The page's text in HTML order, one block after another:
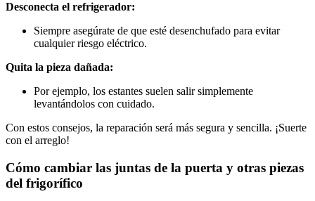
Desconecta el refrigerador:
Siempre asegúrate de que esté desenchufado para evitar
cualquier riesgo eléctrico.
Quita la pieza dañada:
Por ejemplo, los estantes suelen salir simplemente
levantándolos con cuidado.
Con estos consejos, la reparación será más segura y sencilla. ¡Suerte
con el arreglo!
Cómo cambiar las juntas de la puerta y otras piezas
del frigorífico